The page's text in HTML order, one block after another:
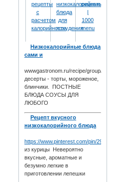
рецепты
с
расчетом
калорийности
низкокалорийные
блюда
для
похудения
рецепты
|
1000
menu
Низкокалорийные блюда
сами и
wwwgastronom.ru/recipe/group/
десерты - торты, мороженое,
блинчики. ПОСТНЫЕ
БЛЮДА СОУСЫ ДЛЯ
ЛЮБОГО
Рецепт вкусного
низкокалорийного блюда
https://www.pinterest.com/pin/
из курицы Невероятно
вкусные, ароматные и
безумно легкие в
приготовлении лепешки